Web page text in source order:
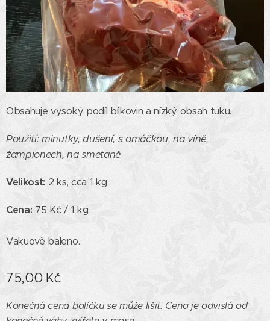
Obsahuje vysoký podíl bílkovin a nízký obsah tuku.
Použití: minutky, dušení, s omáčkou, na víně,
žampionech, na smetaně
Velikost: 2 ks, cca 1 kg
Cena: 75 Kč / 1 kg
Vakuově baleno.
75,00 Kč
Konečná cena balíčku se může lišit. Cena je odvislá od